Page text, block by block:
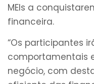
MEIs a
financeira.
“Os participantes
comportamentais
negócio, com